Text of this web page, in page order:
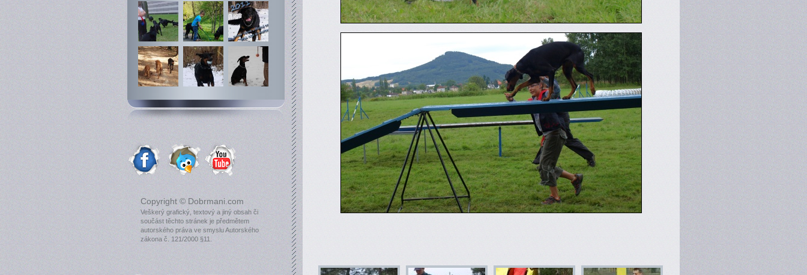
Copyright © Dobrmani.com
Veškerý grafický, textový a jiný obsah či
součást těchto stránek je předmětem
autorského práva ve smyslu Autorského
zákona č. 121/2000 §11.